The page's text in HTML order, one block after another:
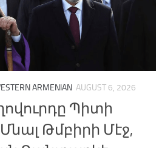
ARMENIAN AUGUST 6, 2026
Պիտի
Թմբիրի Մէջ,